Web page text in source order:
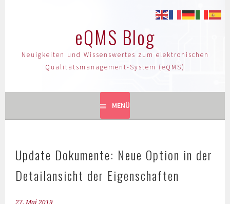
eQMS Blog
Neuigkeiten und Wissenswertes zum elektronischen
Qualitätsmanagement-System (eQMS)
MENÜ
Update Dokumente: Neue Option in der
Detailansicht der Eigenschaften
27. Mai 2019